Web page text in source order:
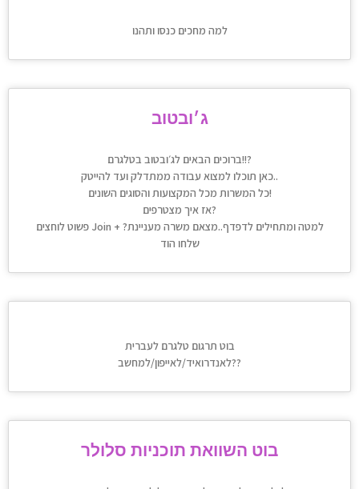
למה מחכים כנסו ותהנו
ג׳ובטוב
ברוכים הבאים לג׳ובטוב בטלגרם!!?
כאן תוכלו למצוא עבודה ממתדלק ועד להייטק..
כל המשרות מכל המקצועות והסוגים השונים!
אז איך מצטרפים?
פשוט לוחצים Join + למטה ומתחילים לדפדף..מצאם משרה מעניינת?
שלחו הוד
בוט תרגום טלגרם לעברית
לאנדרואיד/לאייפון/למחשב??
בוט השוואת תוכניות סלולר